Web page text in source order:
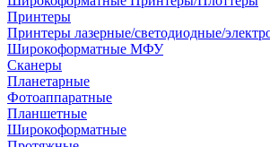
Принтеры
Принтеры лазерные/светодиодные/
Широкоформатные МФУ
Сканеры
Планетарные
Фотоаппаратные
Планшетные
Широкоформатные